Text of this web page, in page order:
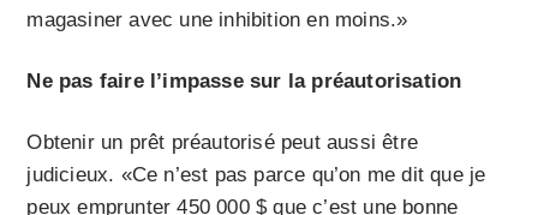
magasiner avec une inhibition en moins.»
Ne pas faire l’impasse sur la préautorisation
Obtenir un prêt préautorisé peut aussi être
judicieux. «Ce n’est pas parce qu’on me dit que je
peux emprunter 450 000 $ que c’est une bonne